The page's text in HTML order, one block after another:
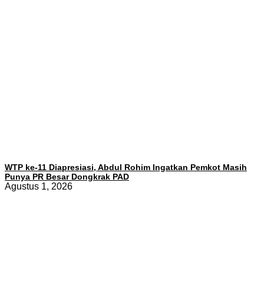
WTP ke-11 Diapresiasi, Abdul Rohim Ingatkan Pemkot Masih
Punya PR Besar Dongkrak PAD
Agustus 1, 2026